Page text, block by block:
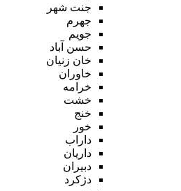
جنت شهر
جهرم
جویم
حسن آباد
خان زنیان
خاوران
خرامه
خشت
خنج
خور
داراب
داریان
دبیران
دژکرد